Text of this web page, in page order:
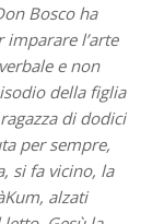
Bosco ha
l’arte
e non
della figlia
di dodici
per sempre,
si fa vicino, la
alzati